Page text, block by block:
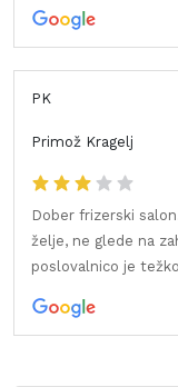
PK
Primož Kragelj
Dober frizerski
želje, ne glede na
poslovalnico je